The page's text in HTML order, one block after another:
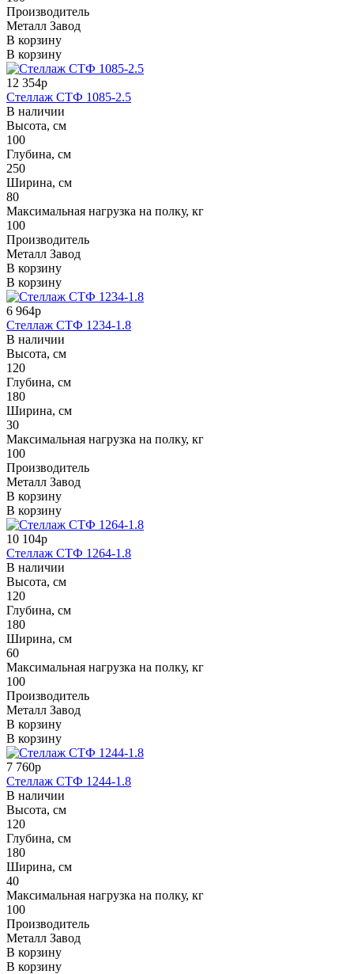
Производитель
Металл Завод
В корзину
В корзину
12 354р
Стеллаж СТФ 1085-2.5
В наличии
Высота, см
100
Глубина, см
250
Ширина, см
80
Максимальная нагрузка на полку, кг
100
Производитель
Металл Завод
В корзину
В корзину
6 964р
Стеллаж СТФ 1234-1.8
В наличии
Высота, см
120
Глубина, см
180
Ширина, см
30
Максимальная нагрузка на полку, кг
100
Производитель
Металл Завод
В корзину
В корзину
10 104р
Стеллаж СТФ 1264-1.8
В наличии
Высота, см
120
Глубина, см
180
Ширина, см
60
Максимальная нагрузка на полку, кг
100
Производитель
Металл Завод
В корзину
В корзину
7 760р
Стеллаж СТФ 1244-1.8
В наличии
Высота, см
120
Глубина, см
180
Ширина, см
40
Максимальная нагрузка на полку, кг
100
Производитель
Металл Завод
В корзину
В корзину